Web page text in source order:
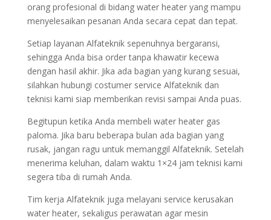
orang profesional di bidang water heater yang mampu
menyelesaikan pesanan Anda secara cepat dan tepat.
Setiap layanan Alfateknik sepenuhnya bergaransi,
sehingga Anda bisa order tanpa khawatir kecewa
dengan hasil akhir. Jika ada bagian yang kurang sesuai,
silahkan hubungi costumer service Alfateknik dan
teknisi kami siap memberikan revisi sampai Anda puas.
Begitupun ketika Anda membeli water heater gas
paloma. Jika baru beberapa bulan ada bagian yang
rusak, jangan ragu untuk memanggil Alfateknik. Setelah
menerima keluhan, dalam waktu 1×24 jam teknisi kami
segera tiba di rumah Anda.
Tim kerja Alfateknik juga melayani service kerusakan
water heater, sekaligus perawatan agar mesin